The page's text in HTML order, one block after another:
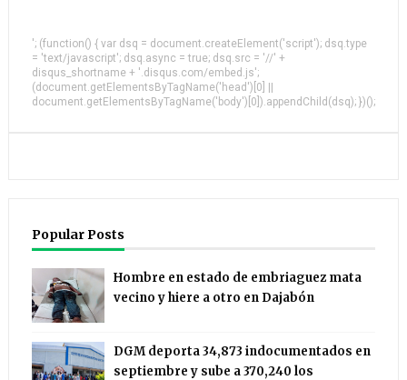
'; (function() { var dsq = document.createElement('script'); dsq.type
= 'text/javascript'; dsq.async = true; dsq.src = '//' +
disqus_shortname + '.disqus.com/embed.js';
(document.getElementsByTagName('head')[0] ||
document.getElementsByTagName('body')[0]).appendChild(dsq); })();
Popular Posts
Hombre en estado de embriaguez mata
vecino y hiere a otro en Dajabón
DGM deporta 34,873 indocumentados en
septiembre y sube a 370,240 los